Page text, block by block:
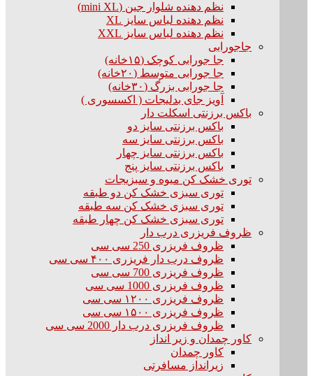
نظم دهنده شلوار جین (mini XL)
نظم دهنده لباس سایز XL
نظم دهنده لباس سایز XXL
جاجورابی
جا جورابی کوچک (۱۵خانه)
جا جورابی متوسط (۲۰خانه)
جا جورابی بزرگ (۳۰خانه)
آویز جای بدلیجات ( اکسسوری )
باکس برزنتی اسکلت دار
باکس برزنتی سایز دو
باکس برزنتی سایز سه
باکس برزنتی سایز چهار
باکس برزنتی سایز پنج
توری خشک کن میوه و سبزیجات
توری سبزی خشک کن دو طبقه
توری سبزی خشک کن سه طبقه
توری سبزی خشک کن چهار طبقه
ظروف فریزری درب دار
ظروف فریزری 250 سی سی
ظروف درب دار فریزری ۴۰۰ سی سی
ظروف فریزری 700 سی سی
ظروف فریزری 1000 سی سی
ظروف فریزری ۱۲۰۰ سی سی
ظروف فریزری ۱۵۰۰ سی سی
ظروف فریزری درب دار 2000 سی سی
کاور چمدان و زیر انداز
کاور چمدان
زیرانداز مسافرتی